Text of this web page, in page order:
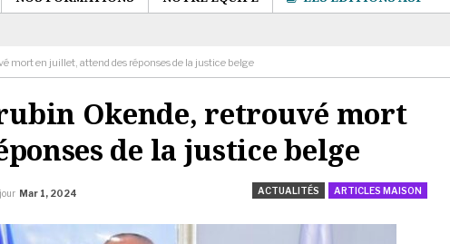
mort en juillet, attend des réponses de la justice belge
Okende, retrouvé mort
de la justice belge
ACTUALITÉS ARTICLES MAISON
Mar 1, 2024